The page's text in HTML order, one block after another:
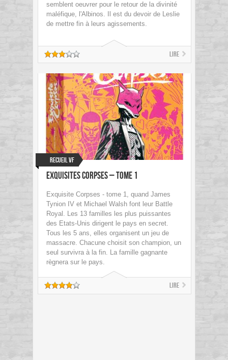
semblent oeuvrer pour le retour de la divinité
maléfique, l'Albinos. Il est du devoir de Leslie
de mettre fin à leurs agissements.
Lire
Recueil VF
Exquisites Corpses – tome 1
Exquisite Corpses - tome 1, quand James
Tynion IV et Michael Walsh font leur Battle
Royal. Les 13 familles les plus puissantes
des Etats-Unis dirigent le pays en secret.
Tous les 5 ans, elles organisent un jeu de
massacre. Chacune choisit son champion, un
seul survivra à la fin. La famille gagnante
règnera sur le pays.
Lire